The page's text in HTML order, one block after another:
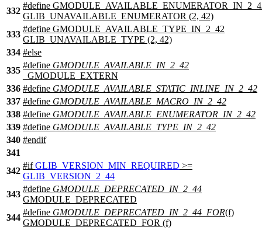
332
#define
GLIB_UNAVAILABLE_ENUMERATOR (2, 42)
333
#define GMODULE_AVAILABLE_TYPE_IN_2_42
GLIB_UNAVAILABLE_TYPE (2, 42)
334 #else
335
#define GMODULE_AVAILABLE_IN_2_42
_GMODULE_EXTERN
336 #define GMODULE_AVAILABLE_STATIC_INLINE_IN_2_42
337 #define GMODULE_AVAILABLE_MACRO_IN_2_42
338 #define GMODULE_AVAILABLE_ENUMERATOR_IN_2_42
339 #define GMODULE_AVAILABLE_TYPE_IN_2_42
340 #endif
341
342
#if GLIB_VERSION_MIN_REQUIRED >=
GLIB_VERSION_2_44
343
#define GMODULE_DEPRECATED_IN_2_44
GMODULE_DEPRECATED
344
#define GMODULE_DEPRECATED_IN_2_44_FOR(f)
GMODULE_DEPRECATED_FOR (f)